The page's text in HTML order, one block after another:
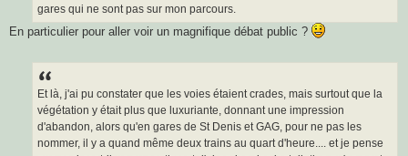
gares qui ne sont pas sur mon parcours.
En particulier pour aller voir un magnifique débat public ?
Et là, j'ai pu constater que les voies étaient crades, mais surtout que la
végétation y était plus que luxuriante, donnant une impression
d'abandon, alors qu'en gares de St Denis et GAG, pour ne pas les
nommer, il y a quand même deux trains au quart d'heure.... et je pense